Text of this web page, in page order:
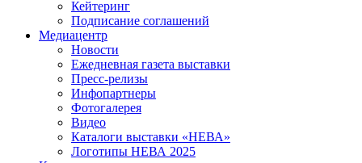
Кейтеринг
Подписание соглашений
Медиацентр
Новости
Ежедневная газета выставки
Пресс-релизы
Инфопартнеры
Фотогалерея
Видео
Каталоги выставки «НЕВА»
Логотипы НЕВА 2025